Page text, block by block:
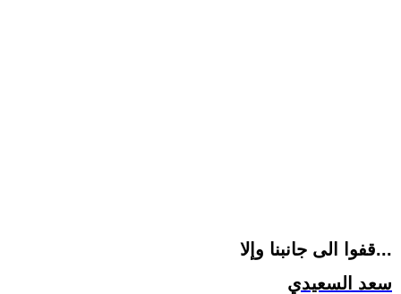
قفوا الى جانبنا وإلا...
سعد السعيدي